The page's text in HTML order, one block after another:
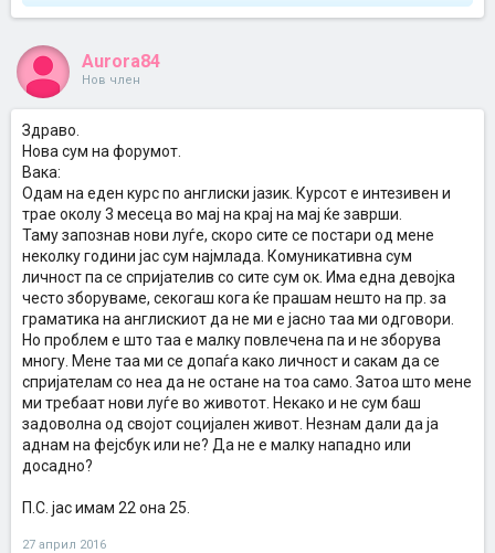
Aurora84
Нов член
Здраво.
Нова сум на форумот.
Вака:
Одам на еден курс по англиски јазик. Курсот е интезивен и
трае околу 3 месеца во мај на крај на мај ќе заврши.
Таму запознав нови луѓе, скоро сите се постари од мене
неколку години јас сум најмлада. Комуникативна сум
личност па се спријателив со сите сум ок. Има една девојка
често зборуваме, секогаш кога ќе прашам нешто на пр. за
граматика на англискиот да не ми е јасно таа ми одговори.
Но проблем е што таа е малку повлечена па и не зборува
многу. Мене таа ми се допаѓа како личност и сакам да се
спријателам со неа да не остане на тоа само. Затоа што мене
ми требаат нови луѓе во животот. Некако и не сум баш
задоволна од својот социјален живот. Незнам дали да ја
аднам на фејсбук или не? Да не е малку нападно или
досадно?
П.С. јас имам 22 она 25.
27 април 2016